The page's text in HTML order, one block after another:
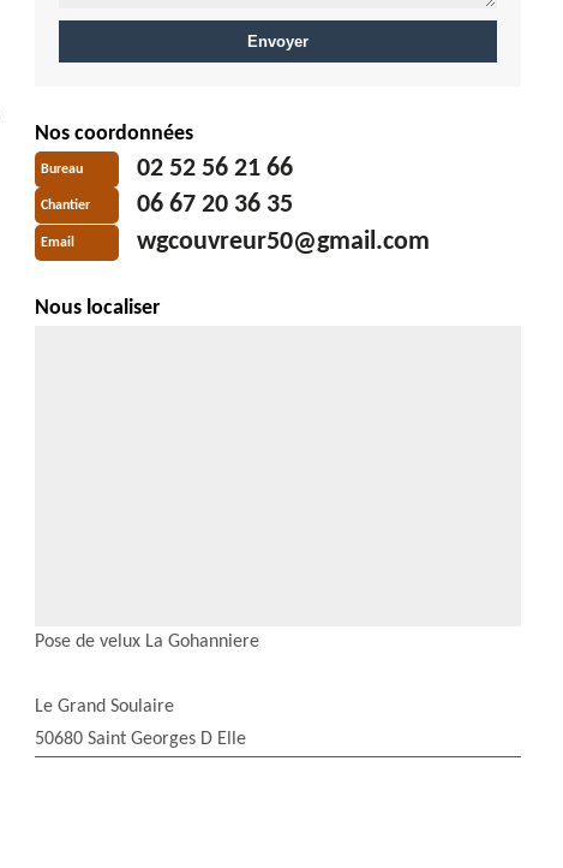
Nos coordonnées
Bureau 02 52 56 21 66
Chantier 06 67 20 36 35
Email wgcouvreur50@gmail.com
Nous localiser
Pose de velux La Gohanniere
Le Grand Soulaire
50680 Saint Georges D Elle